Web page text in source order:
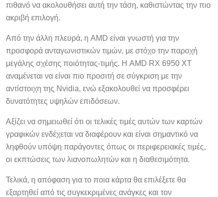
πιθανό να ακολουθήσει αυτή την τάση, καθιστώντας την πιο
ακριβή επιλογή.
Από την άλλη πλευρά, η AMD είναι γνωστή για την
προσφορά ανταγωνιστικών τιμών, με στόχο την παροχή
μεγάλης σχέσης ποιότητας-τιμής. Η AMD RX 6950 XT
αναμένεται να είναι πιο προσιτή σε σύγκριση με την
αντίστοιχη της Nvidia, ενώ εξακολουθεί να προσφέρει
δυνατότητες υψηλών επιδόσεων.
Αξίζει να σημειωθεί ότι οι τελικές τιμές αυτών των καρτών
γραφικών ενδέχεται να διαφέρουν και είναι σημαντικό να
ληφθούν υπόψη παράγοντες όπως οι περιφερειακές τιμές,
οι εκπτώσεις των λιανοπωλητών και η διαθεσιμότητα.
Τελικά, η απόφαση για το ποια κάρτα θα επιλέξετε θα
εξαρτηθεί από τις συγκεκριμένες ανάγκες και τον